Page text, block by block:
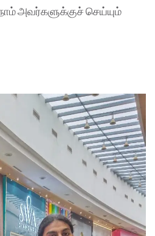
அவர்களுக்குச் செய்யும்